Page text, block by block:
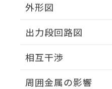
外形図
出力段回路図
相互干渉
周囲金属の影響